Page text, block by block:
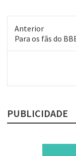
Anterior
Post
Para os fãs do
PUBLICIDADE